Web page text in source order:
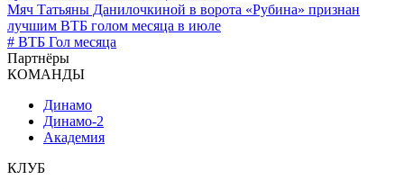
Мяч Татьяны Данилочкиной в ворота «Рубина» признан
лучшим ВТБ голом месяца в июле
# ВТБ Гол месяца
Партнёры
КОМАНДЫ
Динамо
Динамо-2
Академия
КЛУБ